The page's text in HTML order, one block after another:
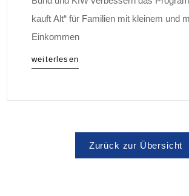
kauft Alt“ für Familien mit kleinem und
Einkommen
weiterlesen
Zurück zur Übersicht